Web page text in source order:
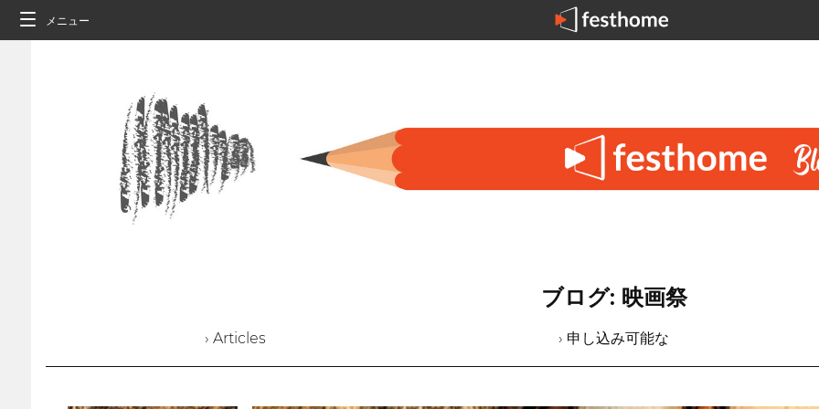
メニュー
ブログ: 映画祭
› Articles › 申し込み可能な